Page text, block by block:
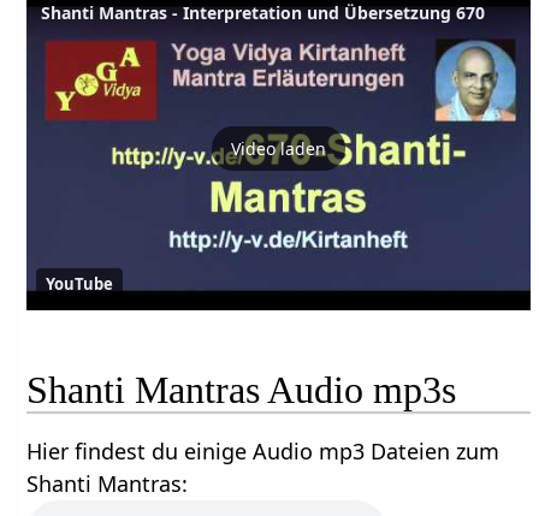
Shanti Mantras - Interpretation und Übersetzung 670
Video laden
YouTube
Shanti Mantras Audio mp3s
Hier findest du einige Audio mp3 Dateien zum
Shanti Mantras: